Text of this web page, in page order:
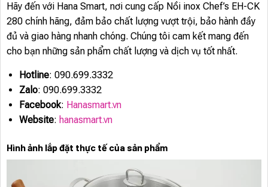
Hãy đến với Hana Smart, nơi cung cấp Nồi inox Chef’s EH-CK
280 chính hãng, đảm bảo chất lượng vượt trội, bảo hành đầy
đủ và giao hàng nhanh chóng. Chúng tôi cam kết mang đến
cho bạn những sản phẩm chất lượng và dịch vụ tốt nhất.
Hotline: 090.699.3332
Zalo: 090.699.3332
Facebook: Hanasmart.vn
Website: hanasmart.vn
Hình ảnh lắp đặt thực tế của sản phẩm